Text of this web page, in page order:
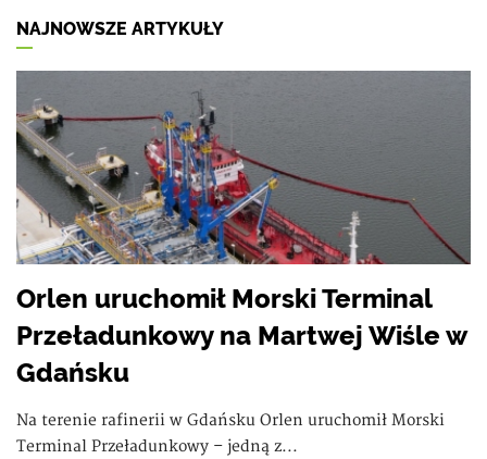
NAJNOWSZE ARTYKUŁY
Orlen uruchomił Morski Terminal
Przeładunkowy na Martwej Wiśle w
Gdańsku
Na terenie rafinerii w Gdańsku Orlen uruchomił Morski
Terminal Przeładunkowy – jedną z...